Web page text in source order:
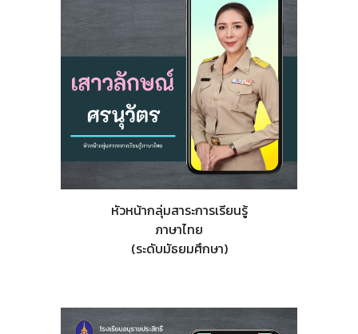
หัวหน้ากลุ่มสาระการเรียนรู้
ภาษาไทย
(ระดับมัธยมศึกษา)